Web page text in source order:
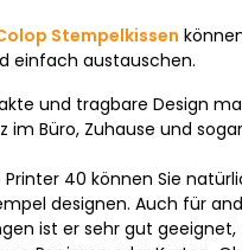
Stempelkissen
einfach austauschen.
und tragbare Design
im Büro, Zuhause und
Printer 40 können Sie
designen. Auch für
ist er sehr gut geeignet,